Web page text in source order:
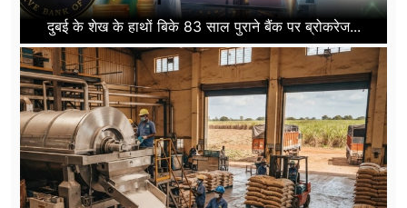
दुबई के शेख के हाथों बिके 83 साल पुराने बैंक पर ब्रोकरेज...